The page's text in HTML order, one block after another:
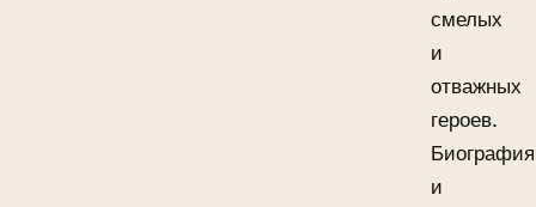
смелых
и
отважных
героев.
Биография
и